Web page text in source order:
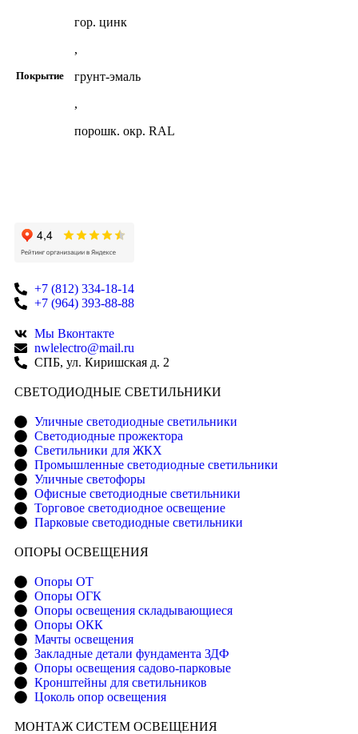
Покрытие
гор. цинк
,
грунт-эмаль
,
порошк. окр. RAL
+7 (812) 334-18-14
+7 (964) 393-88-88
Мы Вконтакте
nwlelectro@mail.ru
СПБ, ул. Киришская д. 2
CВЕТОДИОДНЫЕ СВЕТИЛЬНИКИ
Уличные светодиодные светильники
Светодиодные прожектора
Светильники для ЖКХ
Промышленные светодиодные светильники
Уличные светофоры
Офисные светодиодные светильники
Торговое светодиодное освещение
Парковые светодиодные светильники
ОПОРЫ ОСВЕЩЕНИЯ
Опоры ОТ
Опоры ОГК
Опоры освещения складывающиеся
Опоры ОКК
Мачты освещения
Закладные детали фундамента ЗДФ
Опоры освещения садово-парковые
Кронштейны для светильников
Цоколь опор освещения
МОНТАЖ СИСТЕМ ОСВЕЩЕНИЯ